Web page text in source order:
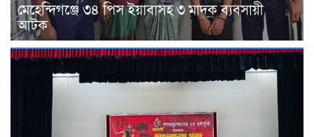
মেহেন্দিগঞ্জে ৩৪ পিস ইয়াবাসহ ৩ মাদক ব্যবসায়ী
আটক